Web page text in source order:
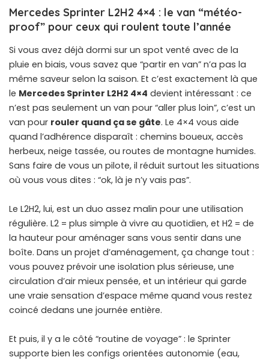
Mercedes Sprinter L2H2 4×4 : le van “météo-
proof” pour ceux qui roulent toute l’année
Si vous avez déjà dormi sur un spot venté avec de la
pluie en biais, vous savez que “partir en van” n’a pas la
même saveur selon la saison. Et c’est exactement là que
le Mercedes Sprinter L2H2 4×4 devient intéressant : ce
n’est pas seulement un van pour “aller plus loin”, c’est un
van pour rouler quand ça se gâte. Le 4×4 vous aide
quand l’adhérence disparaît : chemins boueux, accès
herbeux, neige tassée, ou routes de montagne humides.
Sans faire de vous un pilote, il réduit surtout les situations
où vous vous dites : “ok, là je n’y vais pas”.
Le L2H2, lui, est un duo assez malin pour une utilisation
régulière. L2 = plus simple à vivre au quotidien, et H2 = de
la hauteur pour aménager sans vous sentir dans une
boîte. Dans un projet d’aménagement, ça change tout :
vous pouvez prévoir une isolation plus sérieuse, une
circulation d’air mieux pensée, et un intérieur qui garde
une vraie sensation d’espace même quand vous restez
coincé dedans une journée entière.
Et puis, il y a le côté “routine de voyage” : le Sprinter
supporte bien les configs orientées autonomie (eau,